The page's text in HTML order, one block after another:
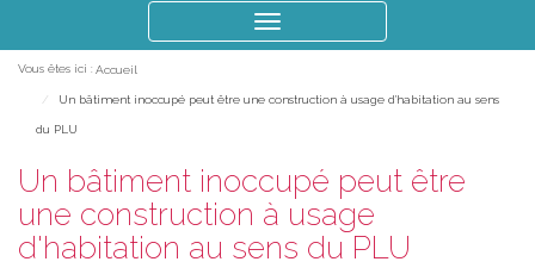
le
Vous êtes ici : Accueil
Un bâtiment inoccupé peut être une construction à usage d'habitation au sens
du PLU
Un bâtiment inoccupé peut être
une construction à usage
d'habitation au sens du PLU